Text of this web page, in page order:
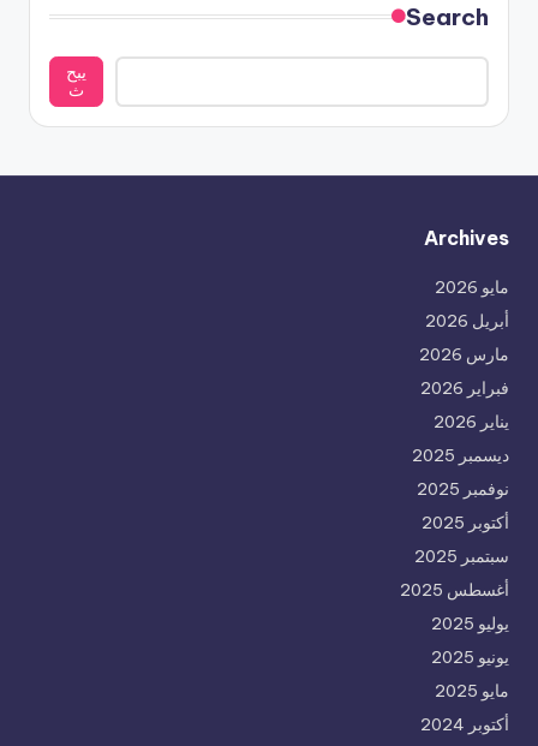
Search
يبح
ث
Archives
مايو 2026
أبريل 2026
مارس 2026
فبراير 2026
يناير 2026
ديسمبر 2025
نوفمبر 2025
أكتوبر 2025
سبتمبر 2025
أغسطس 2025
يوليو 2025
يونيو 2025
مايو 2025
أكتوبر 2024